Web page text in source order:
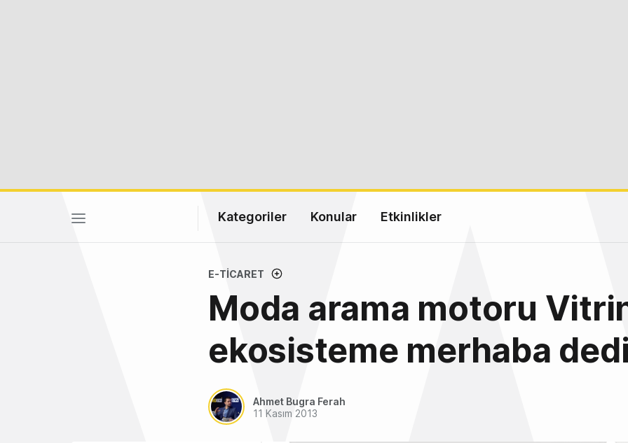
Kategoriler Konular Etkinlikler
E-TICARET
Moda arama motoru
ekosisteme merhaba
Ahmet Bugra Ferah
11 Kasım 2013